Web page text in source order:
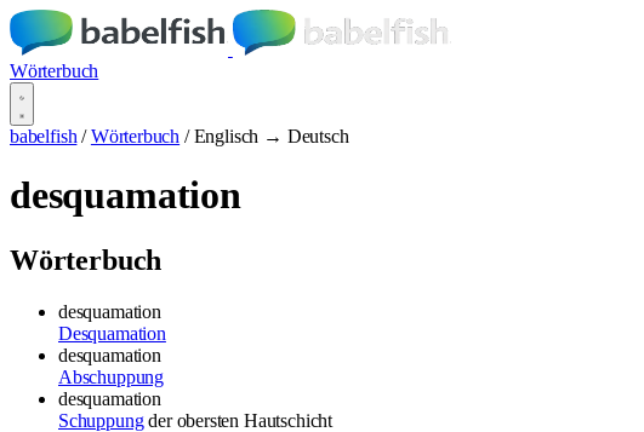
Wörterbuch
babelfish / Wörterbuch / Englisch → Deutsch
desquamation
Wörterbuch
desquamation
Desquamation
desquamation
Abschuppung
desquamation
Schuppung der obersten Hautschicht